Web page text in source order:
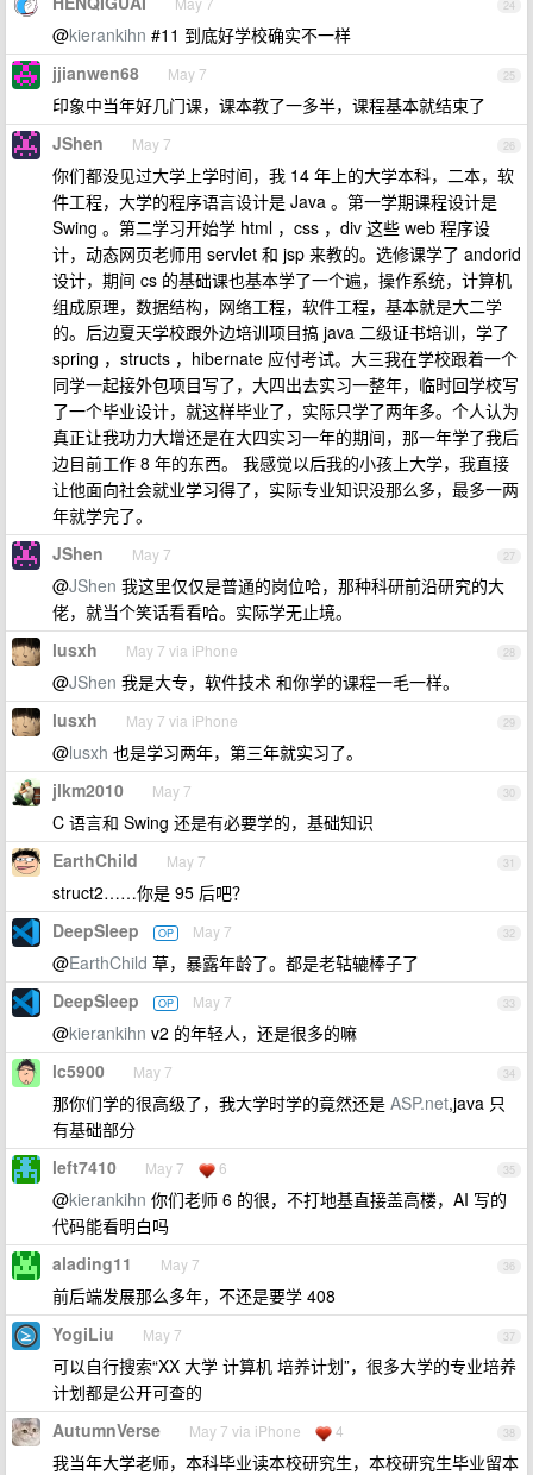
24
@kierankihn #11 到底好学校确实不一样
25
jjianwen68 May 7
印象中当年好几门课，课本教了一多半，课程基本就结束了
26
JShen May 7
你们都没见过大学上学时间，我 14 年上的大学本科，二本，软
件工程，大学的程序语言设计是 Java 。第一学期课程设计是
Swing 。第二学习开始学 html ，css ，div 这些 web 程序设
计，动态网页老师用 servlet 和 jsp 来教的。选修课学了 andorid
设计，期间 cs 的基础课也基本学了一个遍，操作系统，计算机
组成原理，数据结构，网络工程，软件工程，基本就是大二学
的。后边夏天学校跟外边培训项目搞 java 二级证书培训，学了
spring ，structs ，hibernate 应付考试。大三我在学校跟着一个
同学一起接外包项目写了，大四出去实习一整年，临时回学校写
了一个毕业设计，就这样毕业了，实际只学了两年多。个人认为
真正让我功力大增还是在大四实习一年的期间，那一年学了我后
边目前工作 8 年的东西。 我感觉以后我的小孩上大学，我直接
让他面向社会就业学习得了，实际专业知识没那么多，最多一两
年就学完了。
27
JShen May 7
@JShen 我这里仅仅是普通的岗位哈，那种科研前沿研究的大
佬，就当个笑话看看哈。实际学无止境。
28
lusxh May 7 via iPhone
@JShen 我是大专，软件技术 和你学的课程一毛一样。
29
lusxh May 7 via iPhone
@lusxh 也是学习两年，第三年就实习了。
30
jlkm2010 May 7
C 语言和 Swing 还是有必要学的，基础知识
31
EarthChild May 7
struct2……你是 95 后吧？
32
DeepSIeep OP May 7
@EarthChild 草，暴露年龄了。都是老轱辘棒子了
33
DeepSIeep OP May 7
@kierankihn v2 的年轻人，还是很多的嘛
34
lc5900 May 7
那你们学的很高级了，我大学时学的竟然还是 ASP.net,java 只
有基础部分
35
left7410 May 7 6
@kierankihn 你们老师 6 的很，不打地基直接盖高楼，AI 写的
代码能看明白吗
36
alading11 May 7
前后端发展那么多年，不还是要学 408
37
YogiLiu May 7
可以自行搜索“XX 大学 计算机 培养计划”，很多大学的专业培养
计划都是公开可查的
38
AutumnVerse May 7 via iPhone 4
我当年大学老师，本科毕业读本校研究生，本校研究生毕业留本